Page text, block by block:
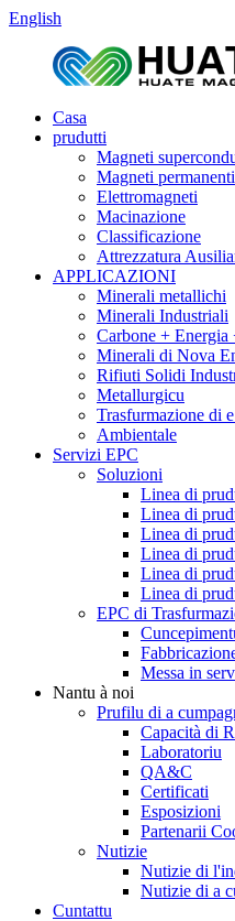
English
Casa
prudutti
Magneti
Magneti permanenti
Elettromagneti
Macinazione
Classificazione
Attrezzatura
APPLICAZIONI
Minerali metallichi
Minerali Industriali
Carbone +
Minerali di Nova
Rifiuti Solidi
Metallurgicu
Trasfurmazione di
Ambientale
Servizi EPC
Soluzioni
Linea di
Linea di
Linea di
Linea di
Linea di
Linea di
EPC di
Messa in
Nantu à noi
Prufilu di a
Capacità di
Laboratoriu
QA&C
Certificati
Esposizioni
Partenarii
Nutizie
Nutizie di
Nutizie di a
Cuntattu